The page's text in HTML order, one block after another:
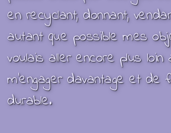
en recyclant, donnant,
autant que possible mes
voulais aller encore plus
m'engager davantage et de
durable.